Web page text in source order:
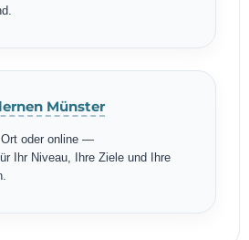
Münster
oder online —
Ihr Niveau, Ihre Ziele und Ihre